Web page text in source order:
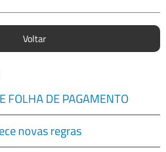
Voltar
FOLHA DE PAGAMENTO
novas regras